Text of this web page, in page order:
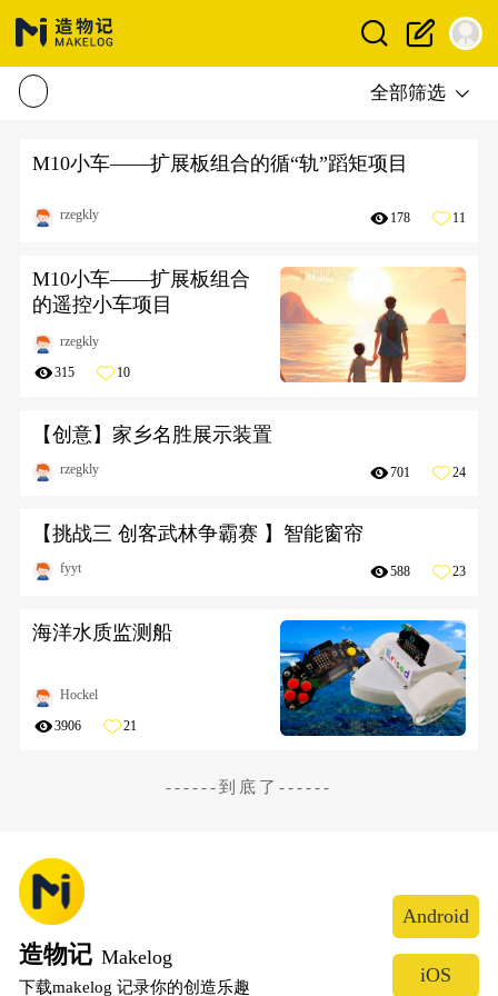
全部筛选
M10小车——扩展板组合的循“轨”蹈矩项目
rzegkly 178 11
M10小车——扩展板组合
的遥控小车项目
rzegkly
315 10
【创意】家乡名胜展示装置
rzegkly 701 24
【挑战三 创客武林争霸赛 】智能窗帘
fyyt 588 23
海洋水质监测船
Hockel
3906 21
------到底了------
造物记 Makelog
下载makelog 记录你的创造乐趣
Android
iOS